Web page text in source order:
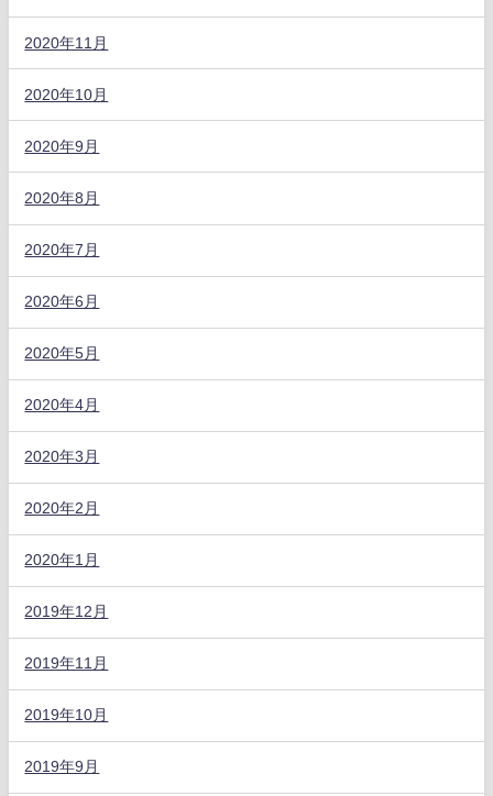
2020年11月
2020年10月
2020年9月
2020年8月
2020年7月
2020年6月
2020年5月
2020年4月
2020年3月
2020年2月
2020年1月
2019年12月
2019年11月
2019年10月
2019年9月